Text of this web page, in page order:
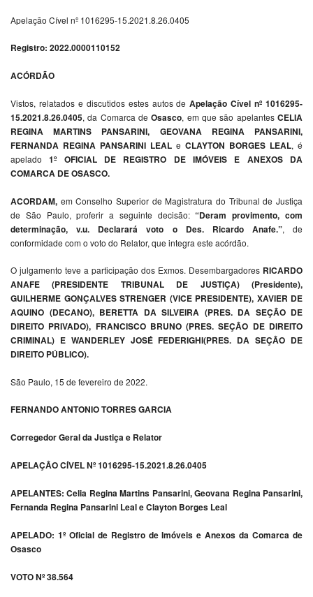
Apelação Cível nº 1016295-15.2021.8.26.0405
Registro: 2022.0000110152
ACÓRDÃO
Vistos, relatados e discutidos estes autos deApelação Cível nº 1016295-
15.2021.8.26.0405, da Comarca deOsasco, em que são apelantesCELIA
REGINA MARTINS PANSARINI, GEOVANA REGINA PANSARINI,
FERNANDA REGINA PANSARINI LEAL e CLAYTON BORGES LEAL, é
apelado1º OFICIAL DE REGISTRO DE IMÓVEIS E ANEXOS DA
COMARCA DE OSASCO.
ACORDAM, em Conselho Superior de Magistratura do Tribunal de Justiça
de São Paulo, proferir a seguinte decisão:“Deram provimento, com
determinação, v.u. Declarará voto o Des. Ricardo Anafe.”, de
conformidade com o voto do Relator, que integra este acórdão.
O julgamento teve a participação dos Exmos. Desembargadores RICARDO
ANAFE (PRESIDENTE TRIBUNAL DE JUSTIÇA) (Presidente),
GUILHERME GONÇALVES STRENGER (VICE PRESIDENTE), XAVIER DE
AQUINO (DECANO), BERETTA DA SILVEIRA (PRES. DA SEÇÃO DE
DIREITO PRIVADO), FRANCISCO BRUNO (PRES. SEÇÃO DE DIREITO
CRIMINAL) E WANDERLEY JOSÉ FEDERIGHI(PRES. DA SEÇÃO DE
DIREITO PÚBLICO).
São Paulo, 15 de fevereiro de 2022.
FERNANDO ANTONIO TORRES GARCIA
Corregedor Geral da Justiça e Relator
APELAÇÃO CÍVEL Nº 1016295-15.2021.8.26.0405
APELANTES: Celia Regina Martins Pansarini, Geovana Regina Pansarini,
Fernanda Regina Pansarini Leal e Clayton Borges Leal
APELADO: 1º Oficial de Registro de Imóveis e Anexos da Comarca de
Osasco
VOTO Nº 38.564